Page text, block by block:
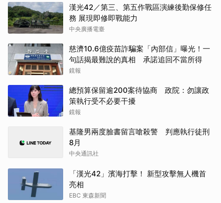
漢光42／第三、第五作戰區演練後勤保修任
務 展現即修即戰能力
中央廣播電臺
慈濟10.6億疫苗詐騙案「內部信」曝光！一
句話揭最難說的真相 承諾追回不當所得
鏡報
總預算保留逾200案待協商 政院：勿讓政
策執行受不必要干擾
鏡報
基隆男兩度臉書留言嗆殺警 判應執行徒刑
8月
中央通訊社
「漢光42」濱海打擊！ 新型攻擊無人機首
亮相
EBC 東森新聞